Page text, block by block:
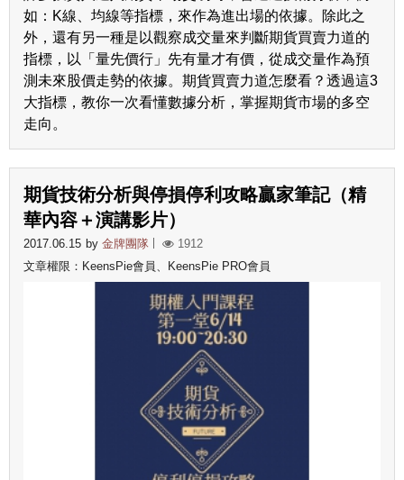
如：K線、均線等指標，來作為進出場的依據。除此之
外，還有另一種是以觀察成交量來判斷期貨買賣力道的
指標，以「量先價行」先有量才有價，從成交量作為預
測未來股價走勢的依據。期貨買賣力道怎麼看？透過這3
大指標，教你一次看懂數據分析，掌握期貨市場的多空
走向。
期貨技術分析與停損停利攻略贏家筆記（精
華內容＋演講影片）
2017.06.15 by 金牌團隊
1912
文章權限：KeensPie會員、KeensPie PRO會員